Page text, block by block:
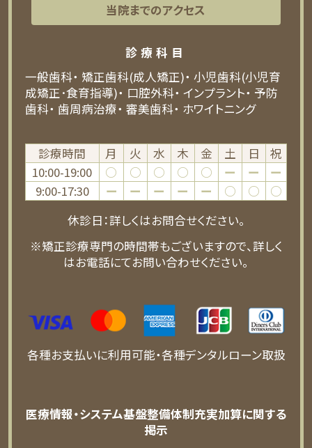
当院までのアクセス
診療科目
一般歯科 矯正歯科(成人矯正) 小児歯科(小児育
成矯正･食育指導)
口腔外科 インプラント
予防
歯科 歯周病治療 審美歯科 ホワイトニング
診療時間 月 火 水 木 金 土 日
祝
10:00-19:00
○ ○ ○ ○ ○ ー ー
ー
9:00-17:30
ー ー ー ー ー ○ ○
○
休診日：詳しくはお問合せください。
※矯正診療専門の時間帯もございますので、詳しく
はお電話にてお問い合わせください。
各種お支払いに利用可能・各種デンタルローン取扱
医療情報・システム基盤整備体制充実加算に関する
掲示